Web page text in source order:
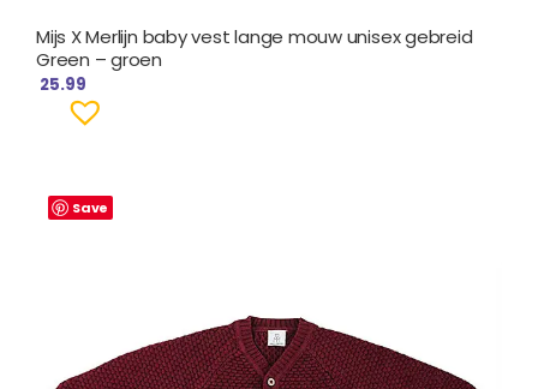
Mijs X Merlijn baby vest lange mouw unisex gebreid
Green – groen
25.99
Save